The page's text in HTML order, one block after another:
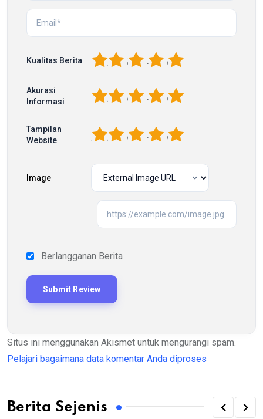
Kualitas Berita 5
4
3
2
Akurasi
Informasi
5
4
3
2
Tampilan
Website
5
4
3
2
Image
Berlangganan Berita
Situs ini menggunakan Akismet untuk mengurangi spam.
Pelajari bagaimana data komentar Anda diproses
Berita Sejenis